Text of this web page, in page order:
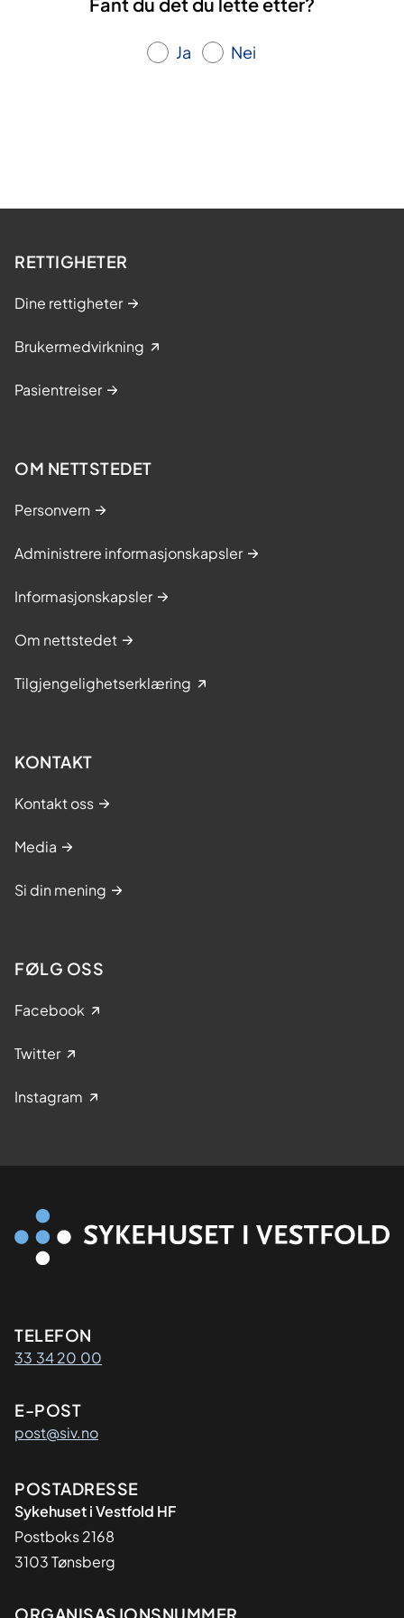
d
s
d
d
Ja Nei
RETTIGHETER
Dine rettigheter
Brukermedvirkning
Pasientreiser
OM NETTSTEDET
Personvern
Administrere informasjonskapsler
Informasjonskapsler
Om nettstedet
Tilgjengelighetserklæring
KONTAKT
Kontakt oss
Media
Si din mening
FØLG OSS
Facebook
Twitter
Instagram
Kontaktinformasjon
TELEFON
33 34 20 00
E-POST
post@siv.no
Adresse
POSTADRESSE
Sykehuset i Vestfold HF
Postboks 2168
3103 Tønsberg